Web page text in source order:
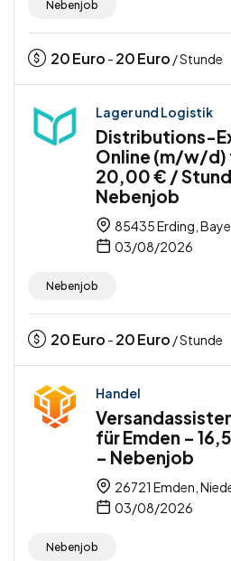
Nebenjob
20Euro - 20Euro / Stunde
Lager und Logistik
Distributions-
Online (m/w/d)
20,00 € /
Nebenjob
85435 Erding,
03/08/2026
Nebenjob
20Euro - 20Euro / Stunde
Handel
für Emden –
– Nebenjob
26721 Emden,
03/08/2026
Nebenjob